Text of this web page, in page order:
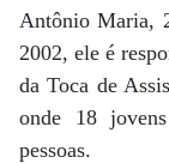
Antônio Maria,
2002, ele é
da Toca de
onde 18
pessoas.